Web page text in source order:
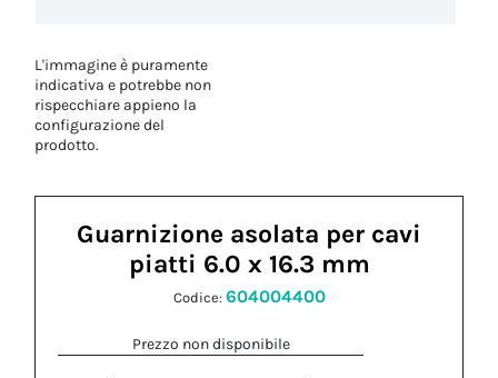
L'immagine è puramente
indicativa e potrebbe non
rispecchiare appieno la
configurazione del
prodotto.
Guarnizione asolata per cavi
piatti 6.0 x 16.3 mm
Codice: 604004400
Prezzo non disponibile